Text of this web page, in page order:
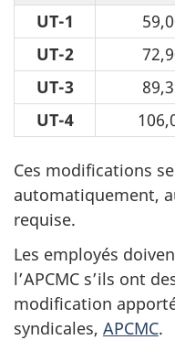
UT-1
UT-2
UT-3
UT-4
Ces modifications
automatiquement,
requise.
Les employés
l’APCMC s’ils ont
modification
syndicales, APCMC.